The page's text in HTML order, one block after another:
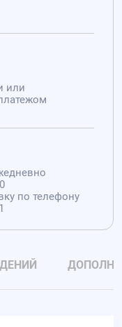
или
по телефону